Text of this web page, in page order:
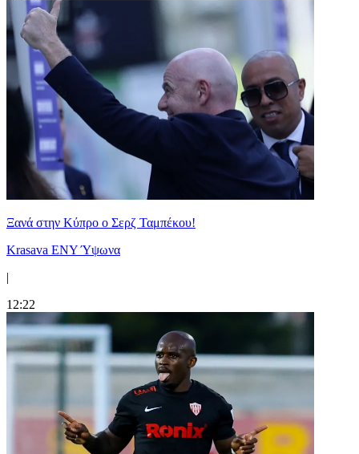
Ξανά στην Κύπρο ο Σερζ Ταμπέκου!
Krasava ENY Ύψωνα
|
12:22